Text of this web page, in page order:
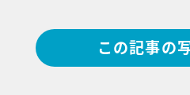
この記事の